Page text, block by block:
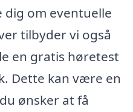
om eventuelle
tilbyder vi også
en gratis høretest
Dette kan være en
ønsker at få